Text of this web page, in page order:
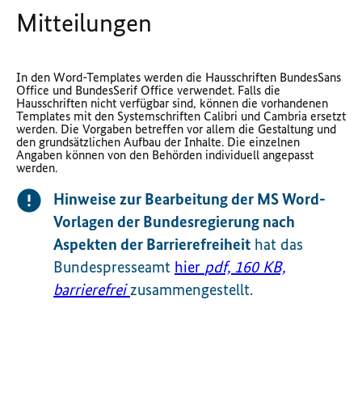
Mitteilungen
In den Word-Templates werden die Hausschriften BundesSans
Office und BundesSerif Office verwendet. Falls die
Hausschriften nicht verfügbar sind, können die vorhandenen
Templates mit den Systemschriften Calibri und Cambria ersetzt
werden. Die Vorgaben betreffen vor allem die Gestaltung und
den grundsätzlichen Aufbau der Inhalte. Die einzelnen
Angaben können von den Behörden individuell angepasst
werden.
Hinweise zur Bearbeitung der MS Word-
Vorlagen der Bundesregierung nach
Aspekten der Barrierefreiheit hat das
Bundespresseamt hier pdf, 160 KB,
barrierefrei zusammengestellt.